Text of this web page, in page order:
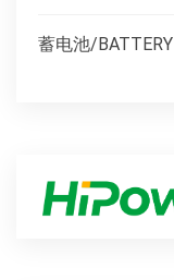
蓄电池/BATTERY